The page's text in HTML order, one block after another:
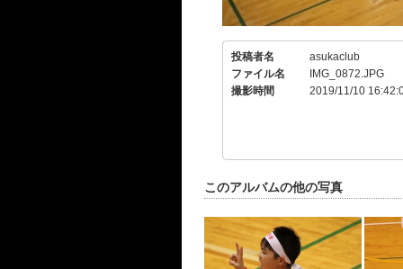
投稿者名
asukaclub
ファイル名
IMG_0872.JPG
撮影時間
2019/11/10
このアルバムの他の写真